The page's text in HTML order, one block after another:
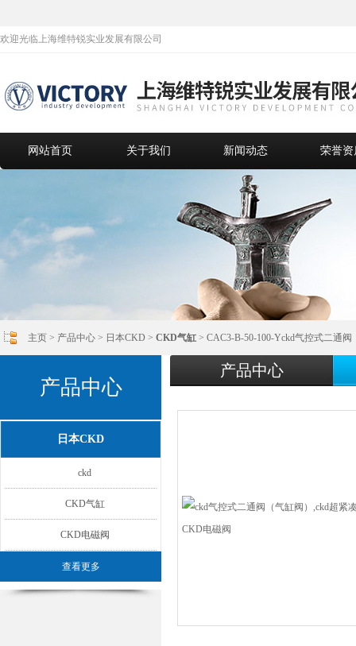
欢迎光临上海维特锐实业发展有限公司
网站首页 关于我们 新闻动态 荣誉资
主页 > 产品中心 > 日本CKD > CKD气缸 > CAC3-B-50-100-Yckd气控式二通
产品中心
日本CKD
ckd
CKD气缸
CKD电磁阀
查看更多
产品中心